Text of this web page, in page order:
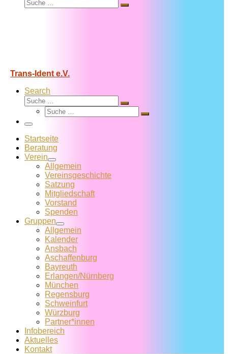
Suche
Trans-Ident e.V.
Search
Suche
Suche
Suche
Suche
Menü
Startseite
Beratung
Verein
Allgemein
Vereins­geschichte
Satzung
Mitglied­schaft
Vorstand
Spenden
Gruppen
Allgemein
Kalender
Ansbach
Aschaffenburg
Bayreuth
Erlangen/Nürnberg
München
Regensburg
Schweinfurt
Würzburg
Partner*innen
Infobereich
Aktuelles
Kontakt